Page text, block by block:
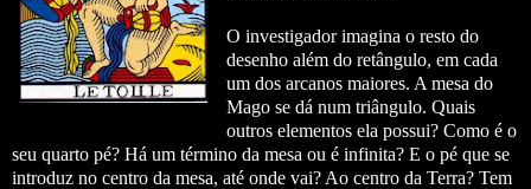
O investigador imagina o resto do
desenho além do retângulo, em cada
um dos arcanos maiores. A mesa do
Mago se dá num triângulo. Quais
outros elementos ela possui? Como é o
seu quarto pé? Há um término da mesa ou é infinita? E o pé que se
introduz no centro da mesa, até onde vai? Ao centro da Terra? Tem